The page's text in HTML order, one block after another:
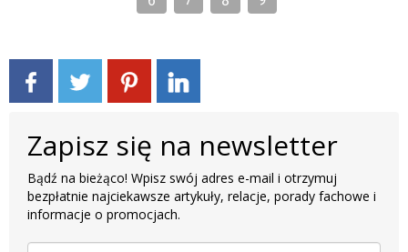
Zapisz się na newsletter
Bądź na bieżąco! Wpisz swój adres e-mail i otrzymuj
bezpłatnie najciekawsze artykuły, relacje, porady fachowe i
informacje o promocjach.